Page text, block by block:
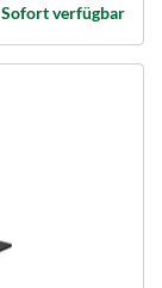
Sofort verfügbar